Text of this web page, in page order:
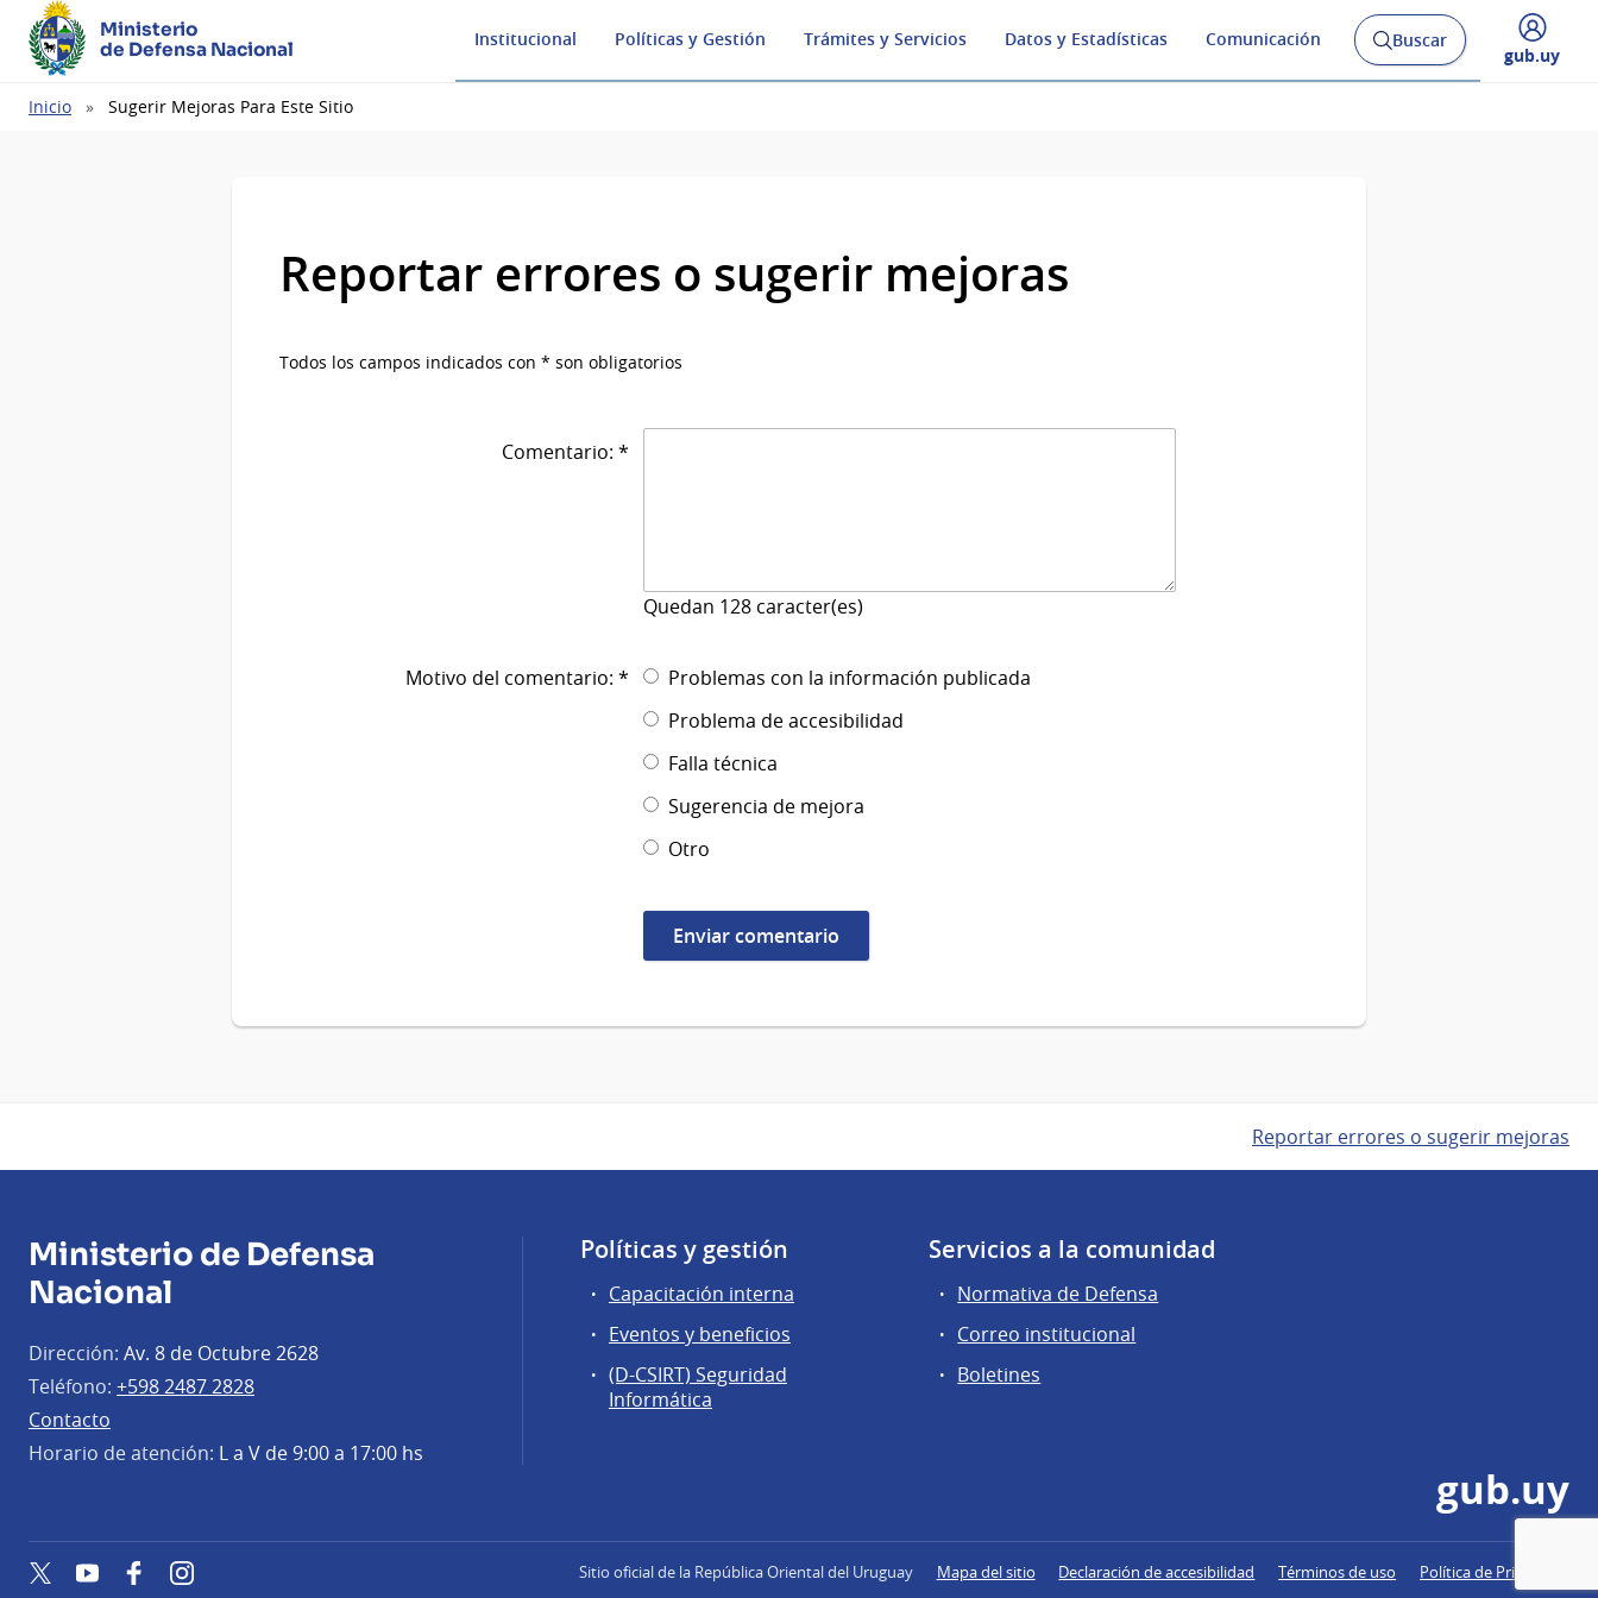
Ministerio
de Defensa Nacional
Institucional Políticas y Gestión Trámites y Servicios Datos y Estadísticas Comunicación
Abrir
buscador
Buscar
Desplegar
gub.uy
Ruta
Inicio Sugerir Mejoras Para Este Sitio
Reportar errores o sugerir mejoras
Todos los campos indicados con * son obligatorios
Comentario: *
Quedan 128 caracter(es)
Motivo del comentario: *
Problemas con la información publicada
Problema de accesibilidad
Falla técnica
Sugerencia de mejora
Otro
Reportar errores o sugerir mejoras
Ministerio de Defensa
Nacional
Dirección: Av. 8 de Octubre 2628
Teléfono: +598 2487 2828
Contacto
Horario de atención: L a V de 9:00 a 17:00 hs
Políticas y gestión
Capacitación interna
Eventos y beneficios
(D-CSIRT) Seguridad
Informática
Servicios a la comunidad
Normativa de Defensa
Correo institucional
Boletines
gub.uy
TwitterYouTube FacebookInstagram Sitio oficial de la República Oriental del Uruguay Mapa del sitio Declaración de accesibilidad Términos de uso Política de Privacidad